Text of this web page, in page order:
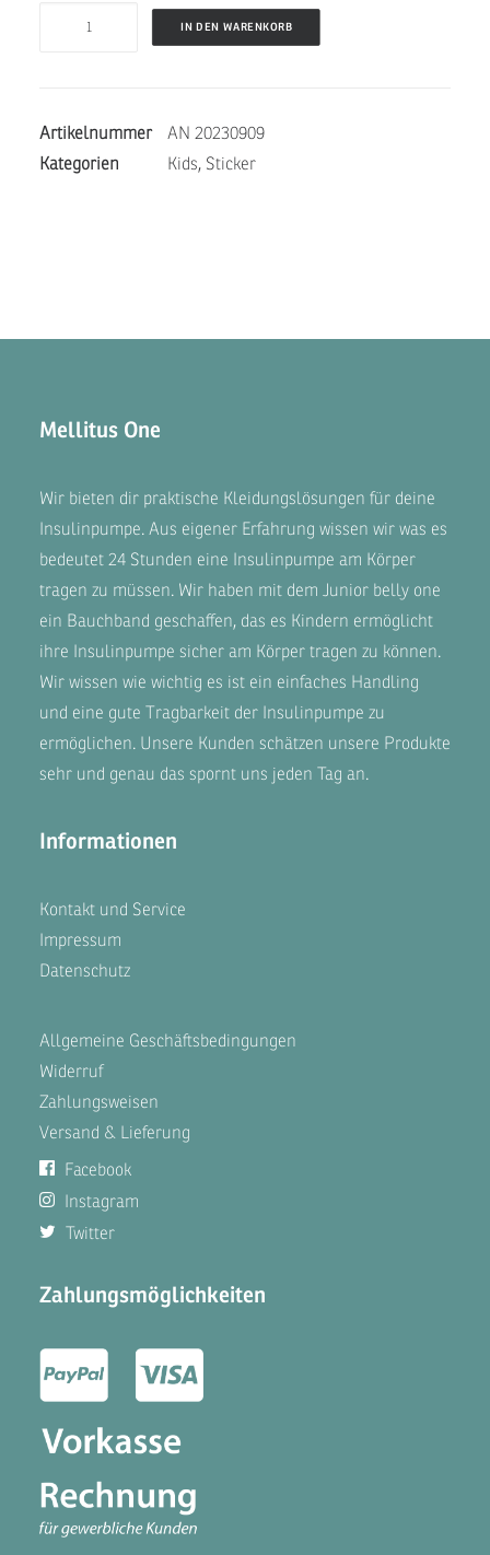
Menge
IN DEN WARENKORB
Artikelnummer
AN 20230909
Kategorien
Kids, Sticker
Mellitus One
Wir bieten dir praktische Kleidungslösungen für deine
Insulinpumpe. Aus eigener Erfahrung wissen wir was es
bedeutet 24 Stunden eine Insulinpumpe am Körper
tragen zu müssen. Wir haben mit dem Junior belly one
ein Bauchband geschaffen, das es Kindern ermöglicht
ihre Insulinpumpe sicher am Körper tragen zu können.
Wir wissen wie wichtig es ist ein einfaches Handling
und eine gute Tragbarkeit der Insulinpumpe zu
ermöglichen. Unsere Kunden schätzen unsere Produkte
sehr und genau das spornt uns jeden Tag an.
Informationen
Kontakt und Service
Impressum
Datenschutz
Allgemeine Geschäftsbedingungen
Widerruf
Zahlungsweisen
Versand & Lieferung
Facebook
Instagram
Twitter
Zahlungsmöglichkeiten